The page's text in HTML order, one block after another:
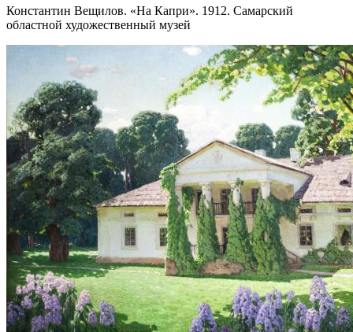
Константин Вещилов. «На Капри». 1912. Самарский
областной художественный музей